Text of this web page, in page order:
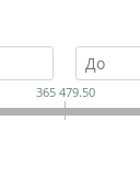
365 479.50